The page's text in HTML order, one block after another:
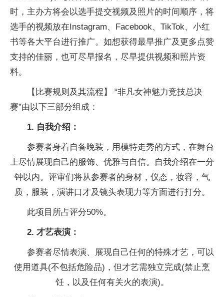
时，主办方将会以选手提交视频及照片的时间顺序，将
选手的视频放在Instagram、Facebook、TikTok、小红
书等各大平台进行推广。如想获得最早推广及更多点赞
支持的佳丽，也可尽早报名，尽早提供视频和照片资
料。
【比赛规则及其流程】 “非凡女神魅力竞技总决
赛”由以下三部分组成：
1. 自我介绍：
参赛者身着自备晚装，用模特走秀的方式，在舞台
上尽情展现自己的服饰、优雅与自信。自我介绍在一分
钟以内。评审们将从参赛者的身材，仪态，妆容，气
质，服装，演讲口才及镜头表现力等方面进行打分。
此项目所占评分50%。
2. 才艺表演：
参赛者尽情表演、展现自己任何的特殊才艺，可以
使用道具(不包括危险品)，但才艺需独立完成(禁止烹
饪，以及任何有关火的表演)。